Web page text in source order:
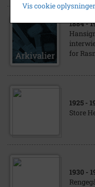
1884-
for
1925 -
Store
1930 -
Vis cookie oplysninger